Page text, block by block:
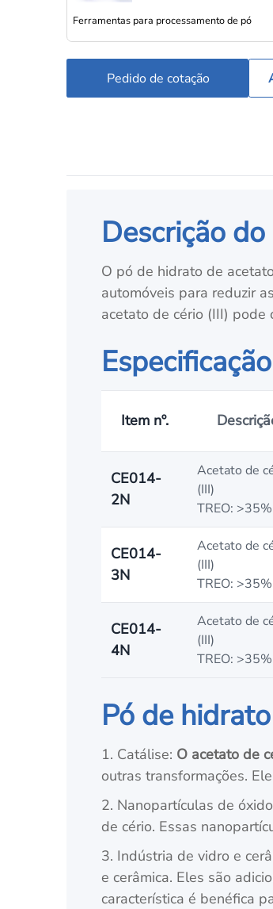
Ferramentas para processamento de pó
Pedido de cotação
Descrição
O pó de hidrato de
automóveis para reduzir
acetato de cério (III) pode
Item nº.
CE014-
2N
Acetato de
(III)
TREO: >35%
CE014-
3N
Acetato de
(III)
TREO: >35%
CE014-
4N
Acetato de
(III)
TREO: >35%
Pó de
1. Catálise: O acetato de
outras transformações.
2. Nanopartículas de
de cério. Essas
3. Indústria de vidro e
e cerâmica. Eles são
característica é benéfica